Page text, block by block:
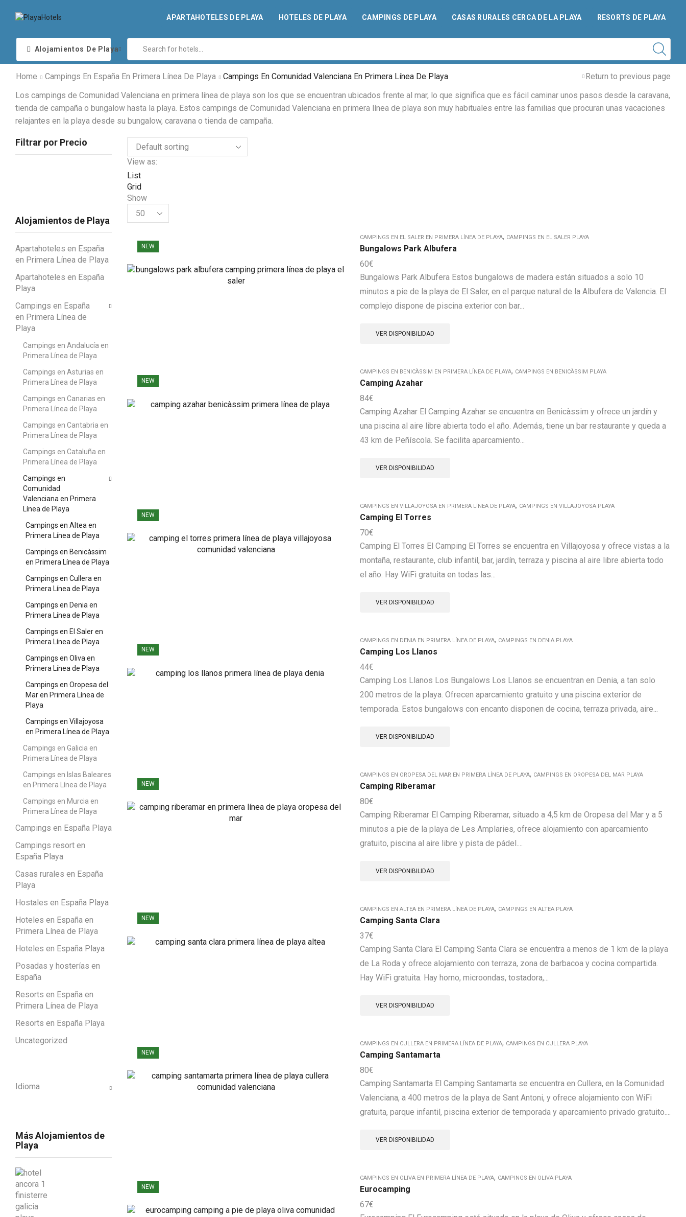
APARTAHOTELES DE PLAYA HOTELES DE PLAYA CAMPINGS DE PLAYA CASAS RURALES CERCA DE LA PLAYA RESORTS DE PLAYA
Alojamientos De Playa
Home Campings En España En Primera Línea De Playa Campings En Comunidad Valenciana En Primera Línea De Playa
Return to previous page
Los campings de Comunidad Valenciana en primera línea de playa son los que se encuentran ubicados frente al mar, lo que significa que es fácil caminar unos pasos desde la caravana,
tienda de campaña o bungalow hasta la playa. Estos campings de Comunidad Valenciana en primera línea de playa son muy habituales entre las familias que procuran unas vacaciones
relajantes en la playa desde su bungalow, caravana o tienda de campaña.
View as:
List
Grid
Show
NEW
CAMPINGS EN EL SALER EN PRIMERA LÍNEA DE PLAYA, CAMPINGS EN EL SALER PLAYA
Bungalows Park Albufera
60€
Bungalows Park Albufera Estos bungalows de madera están situados a solo 10
minutos a pie de la playa de El Saler, en el parque natural de la Albufera de Valencia. El
complejo dispone de piscina exterior con bar...
VER DISPONIBILIDAD
NEW
CAMPINGS EN BENICÀSSIM EN PRIMERA LÍNEA DE PLAYA, CAMPINGS EN BENICÀSSIM PLAYA
Camping Azahar
84€
Camping Azahar El Camping Azahar se encuentra en Benicàssim y ofrece un jardín y
una piscina al aire libre abierta todo el año. Además, tiene un bar restaurante y queda a
43 km de Peñíscola. Se facilita aparcamiento...
VER DISPONIBILIDAD
NEW
CAMPINGS EN VILLAJOYOSA EN PRIMERA LÍNEA DE PLAYA, CAMPINGS EN VILLAJOYOSA PLAYA
Camping El Torres
70€
Camping El Torres El Camping El Torres se encuentra en Villajoyosa y ofrece vistas a la
montaña, restaurante, club infantil, bar, jardín, terraza y piscina al aire libre abierta todo
el año. Hay WiFi gratuita en todas las...
VER DISPONIBILIDAD
NEW
CAMPINGS EN DENIA EN PRIMERA LÍNEA DE PLAYA, CAMPINGS EN DENIA PLAYA
Camping Los Llanos
44€
Camping Los Llanos Los Bungalows Los Llanos se encuentran en Denia, a tan solo
200 metros de la playa. Ofrecen aparcamiento gratuito y una piscina exterior de
temporada. Estos bungalows con encanto disponen de cocina, terraza privada, aire...
VER DISPONIBILIDAD
NEW
CAMPINGS EN OROPESA DEL MAR EN PRIMERA LÍNEA DE PLAYA, CAMPINGS EN OROPESA DEL MAR PLAYA
Camping Riberamar
80€
Camping Riberamar El Camping Riberamar, situado a 4,5 km de Oropesa del Mar y a 5
minutos a pie de la playa de Les Amplaries, ofrece alojamiento con aparcamiento
gratuito, piscina al aire libre y pista de pádel....
VER DISPONIBILIDAD
NEW
CAMPINGS EN ALTEA EN PRIMERA LÍNEA DE PLAYA, CAMPINGS EN ALTEA PLAYA
Camping Santa Clara
37€
Camping Santa Clara El Camping Santa Clara se encuentra a menos de 1 km de la playa
de La Roda y ofrece alojamiento con terraza, zona de barbacoa y cocina compartida.
Hay WiFi gratuita. Hay horno, microondas, tostadora,...
VER DISPONIBILIDAD
NEW
CAMPINGS EN CULLERA EN PRIMERA LÍNEA DE PLAYA, CAMPINGS EN CULLERA PLAYA
Camping Santamarta
80€
Camping Santamarta El Camping Santamarta se encuentra en Cullera, en la Comunidad
Valenciana, a 400 metros de la playa de Sant Antoni, y ofrece alojamiento con WiFi
gratuita, parque infantil, piscina exterior de temporada y aparcamiento privado gratuito....
VER DISPONIBILIDAD
NEW
CAMPINGS EN OLIVA EN PRIMERA LÍNEA DE PLAYA, CAMPINGS EN OLIVA PLAYA
Eurocamping
67€
Filtrar por Precio
Alojamientos de Playa
Apartahoteles en España
en Primera Línea de Playa
Apartahoteles en España
Playa
Campings en España
en Primera Línea de
Playa
Campings en Andalucía en
Primera Línea de Playa
Campings en Asturias en
Primera Línea de Playa
Campings en Canarias en
Primera Línea de Playa
Campings en Cantabria en
Primera Línea de Playa
Campings en Cataluña en
Primera Línea de Playa
Campings en
Comunidad
Valenciana en Primera
Línea de Playa
Campings en Altea en
Primera Línea de Playa
Campings en Benicàssim
en Primera Línea de Playa
Campings en Cullera en
Primera Línea de Playa
Campings en Denia en
Primera Línea de Playa
Campings en El Saler en
Primera Línea de Playa
Campings en Oliva en
Primera Línea de Playa
Campings en Oropesa del
Mar en Primera Línea de
Playa
Campings en Villajoyosa
en Primera Línea de Playa
Campings en Galicia en
Primera Línea de Playa
Campings en Islas Baleares
en Primera Línea de Playa
Campings en Murcia en
Primera Línea de Playa
Campings en España Playa
Campings resort en
España Playa
Casas rurales en España
Playa
Hostales en España Playa
Hoteles en España en
Primera Línea de Playa
Hoteles en España Playa
Posadas y hosterías en
España
Resorts en España en
Primera Línea de Playa
Resorts en España Playa
Uncategorized
Idioma
Más Alojamientos de
Playa